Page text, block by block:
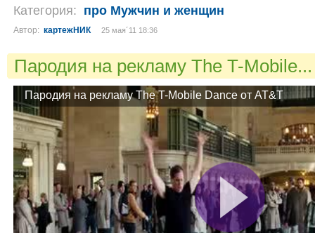
Категория: про Мужчин и женщин
Автор: картежНИК 25 мая´11 18:36
Пародия на рекламу The T-
Пародия на рекламу The T-Mobile Dance от AT&T